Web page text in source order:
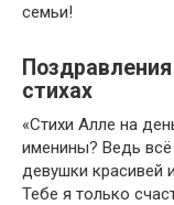
семьи!
стихах
«Стихи Алле на
именины? Ведь всё
девушки красивей
Тебе я только